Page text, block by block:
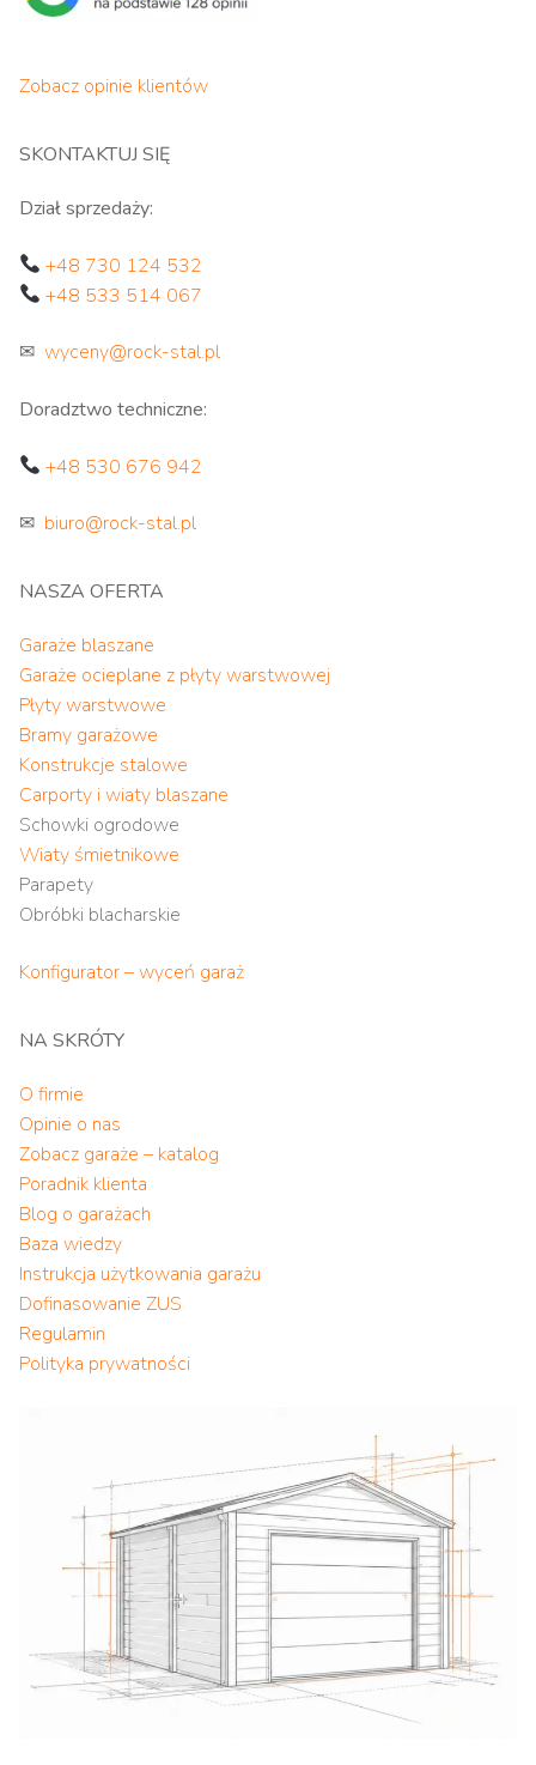
Zobacz opinie klientów
SKONTAKTUJ SIĘ
Dział sprzedaży:
+48 730 124 532
+48 533 514 067
✉ wyceny@rock-stal.pl
Doradztwo techniczne:
+48 530 676 942
✉ biuro@rock-stal.pl
NASZA OFERTA
Garaże blaszane
Garaże ocieplane z płyty warstwowej
Płyty warstwowe
Bramy garażowe
Konstrukcje stalowe
Carporty i wiaty blaszane
Schowki ogrodowe
Wiaty śmietnikowe
Parapety
Obróbki blacharskie
Konfigurator – wyceń garaż
NA SKRÓTY
O firmie
Opinie o nas
Zobacz garaże – katalog
Poradnik klienta
Blog o garażach
Baza wiedzy
Instrukcja użytkowania garażu
Dofinasowanie ZUS
Regulamin
Polityka prywatności